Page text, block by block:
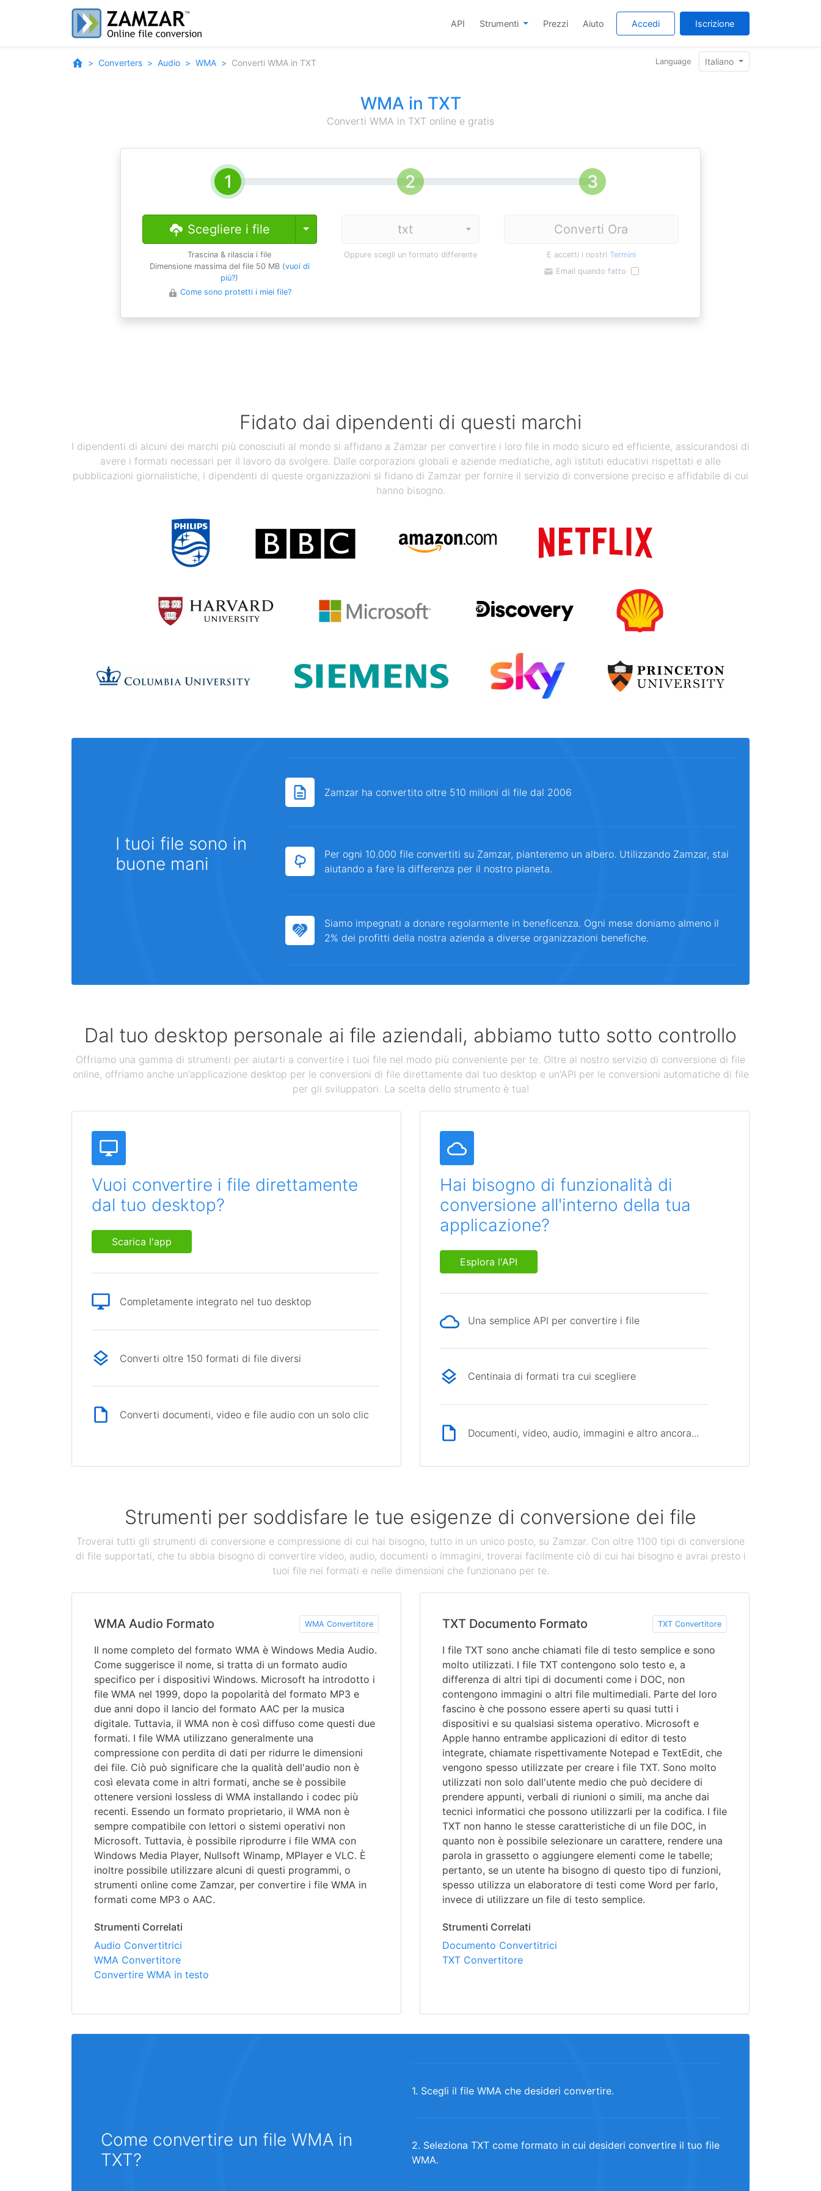
API Strumenti Prezzi Aiuto Accedi Iscrizione
Converters Audio WMA Converti WMA in TXT Language Italiano
WMA in TXT
Converti WMA in TXT online e gratis
Scegliere i file Toggle Dropdown
Trascina & rilascia i file
Dimensione massima del file 50 MB (vuoi di
più?)
Come sono protetti i miei file?
Oppure scegli un formato differente
Converti Ora
E accetti i nostri Termini
Email quando fatto
Fidato dai dipendenti di questi marchi
I dipendenti di alcuni dei marchi più conosciuti al mondo si affidano a Zamzar per convertire i loro file in modo sicuro ed efficiente, assicurandosi di
avere i formati necessari per il lavoro da svolgere. Dalle corporazioni globali e aziende mediatiche, agli istituti educativi rispettati e alle
pubblicazioni giornalistiche, i dipendenti di queste organizzazioni si fidano di Zamzar per fornire il servizio di conversione preciso e affidabile di cui
hanno bisogno.
I tuoi file sono in
buone mani
Zamzar ha convertito oltre 510 milioni di file dal 2006
Per ogni 10.000 file convertiti su Zamzar, pianteremo un albero. Utilizzando Zamzar, stai
aiutando a fare la differenza per il nostro pianeta.
Siamo impegnati a donare regolarmente in beneficenza. Ogni mese doniamo almeno il
2% dei profitti della nostra azienda a diverse organizzazioni benefiche.
Dal tuo desktop personale ai file aziendali, abbiamo tutto sotto controllo
Offriamo una gamma di strumenti per aiutarti a convertire i tuoi file nel modo più conveniente per te. Oltre al nostro servizio di conversione di file
online, offriamo anche un'applicazione desktop per le conversioni di file direttamente dal tuo desktop e un'API per le conversioni automatiche di file
per gli sviluppatori. La scelta dello strumento è tua!
Vuoi convertire i file direttamente
dal tuo desktop?
Scarica l'app
Completamente integrato nel tuo desktop
Converti oltre 150 formati di file diversi
Converti documenti, video e file audio con un solo clic
Hai bisogno di funzionalità di
conversione all'interno della tua
applicazione?
Esplora l'API
Una semplice API per convertire i file
Centinaia di formati tra cui scegliere
Documenti, video, audio, immagini e altro ancora...
Strumenti per soddisfare le tue esigenze di conversione dei file
Troverai tutti gli strumenti di conversione e compressione di cui hai bisogno, tutto in un unico posto, su Zamzar. Con oltre 1100 tipi di conversione
di file supportati, che tu abbia bisogno di convertire video, audio, documenti o immagini, troverai facilmente ciò di cui hai bisogno e avrai presto i
tuoi file nei formati e nelle dimensioni che funzionano per te.
WMA Audio Formato WMA Convertitore
Il nome completo del formato WMA è Windows Media Audio.
Come suggerisce il nome, si tratta di un formato audio
specifico per i dispositivi Windows. Microsoft ha introdotto i
file WMA nel 1999, dopo la popolarità del formato MP3 e
due anni dopo il lancio del formato AAC per la musica
digitale. Tuttavia, il WMA non è così diffuso come questi due
formati. I file WMA utilizzano generalmente una
compressione con perdita di dati per ridurre le dimensioni
dei file. Ciò può significare che la qualità dell'audio non è
così elevata come in altri formati, anche se è possibile
ottenere versioni lossless di WMA installando i codec più
recenti. Essendo un formato proprietario, il WMA non è
sempre compatibile con lettori o sistemi operativi non
Microsoft. Tuttavia, è possibile riprodurre i file WMA con
Windows Media Player, Nullsoft Winamp, MPlayer e VLC. È
inoltre possibile utilizzare alcuni di questi programmi, o
strumenti online come Zamzar, per convertire i file WMA in
formati come MP3 o AAC.
Strumenti Correlati
Audio Convertitrici
WMA Convertitore
Convertire WMA in testo
TXT Documento Formato TXT Convertitore
I file TXT sono anche chiamati file di testo semplice e sono
molto utilizzati. I file TXT contengono solo testo e, a
differenza di altri tipi di documenti come i DOC, non
contengono immagini o altri file multimediali. Parte del loro
fascino è che possono essere aperti su quasi tutti i
dispositivi e su qualsiasi sistema operativo. Microsoft e
Apple hanno entrambe applicazioni di editor di testo
integrate, chiamate rispettivamente Notepad e TextEdit, che
vengono spesso utilizzate per creare i file TXT. Sono molto
utilizzati non solo dall'utente medio che può decidere di
prendere appunti, verbali di riunioni o simili, ma anche dai
tecnici informatici che possono utilizzarli per la codifica. I file
TXT non hanno le stesse caratteristiche di un file DOC, in
quanto non è possibile selezionare un carattere, rendere una
parola in grassetto o aggiungere elementi come le tabelle;
pertanto, se un utente ha bisogno di questo tipo di funzioni,
spesso utilizza un elaboratore di testi come Word per farlo,
invece di utilizzare un file di testo semplice.
Strumenti Correlati
Documento Convertitrici
TXT Convertitore
Come convertire un file WMA in
TXT?
1. Scegli il file WMA che desideri convertire.
2. Seleziona TXT come formato in cui desideri convertire il tuo file
WMA.